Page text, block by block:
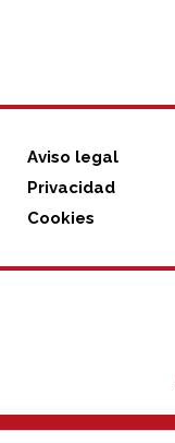
Aviso legal
Privacidad
Cookies